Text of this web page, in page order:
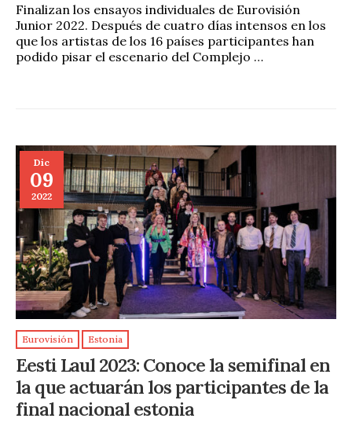
Finalizan los ensayos individuales de Eurovisión
Junior 2022. Después de cuatro días intensos en los
que los artistas de los 16 países participantes han
podido pisar el escenario del Complejo …
Dic
09
2022
Eurovisión Estonia
Eesti Laul 2023: Conoce la semifinal en
la que actuarán los participantes de la
final nacional estonia